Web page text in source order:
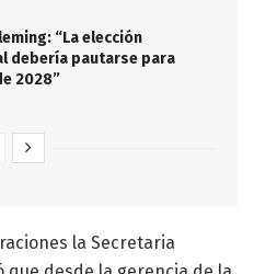
“La elección
debería pautarse para
2028”
la Secretaria